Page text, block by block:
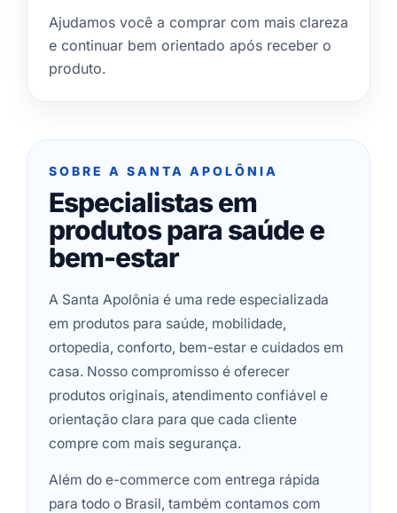
Ajudamos você a comprar com mais clareza
e continuar bem orientado após receber o
produto.
SOBRE A SANTA APOLÔNIA
Especialistas em
produtos para saúde e
bem-estar
A Santa Apolônia é uma rede especializada
em produtos para saúde, mobilidade,
ortopedia, conforto, bem-estar e cuidados em
casa. Nosso compromisso é oferecer
produtos originais, atendimento confiável e
orientação clara para que cada cliente
compre com mais segurança.
Além do e-commerce com entrega rápida
para todo o Brasil, também contamos com